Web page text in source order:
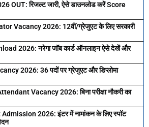
OUT: रिजल्ट जारी, ऐसे डाउनलोड करें Score
Vacancy 2026: 12वीं/ग्रेजुएट के लिए सरकारी
2026: नरेगा जॉब कार्ड ऑनलाइन ऐसे देखें और
2026: 36 पदों पर ग्रेजुएट और डिप्लोमा
Vacancy 2026: बिना परीक्षा नौकरी का
2026: इंटर में नामांकन के लिए स्पॉट